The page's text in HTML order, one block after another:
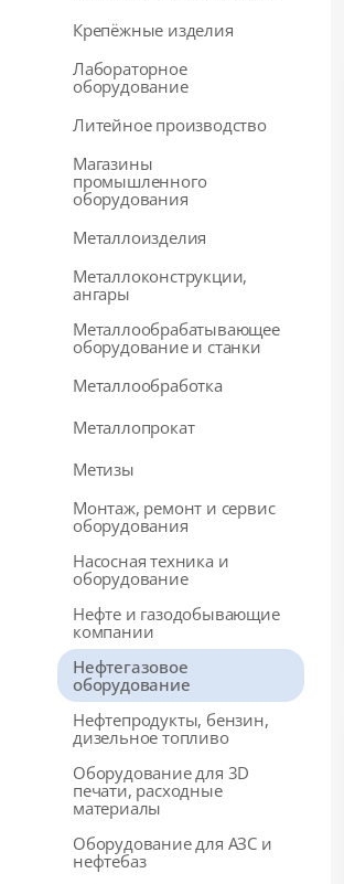
Крепёжные изделия
Лабораторное
оборудование
Литейное производство
Магазины
промышленного
оборудования
Металлоизделия
Металлоконструкции,
ангары
Металлообрабатывающее
оборудование и станки
Металлообработка
Металлопрокат
Метизы
Монтаж, ремонт и сервис
оборудования
Насосная техника и
оборудование
Нефте и газодобывающие
компании
Нефтегазовое
оборудование
Нефтепродукты, бензин,
дизельное топливо
Оборудование для 3D
печати, расходные
материалы
Оборудование для АЗС и
нефтебаз